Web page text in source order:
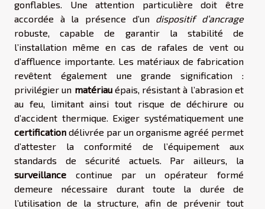
gonflables. Une attention particulière doit être
accordée à la présence d’un dispositif d’ancrage
robuste, capable de garantir la stabilité de
l’installation même en cas de rafales de vent ou
d’affluence importante. Les matériaux de fabrication
revêtent également une grande signification :
privilégier un matériauépais, résistant à l’abrasion et
au feu, limitant ainsi tout risque de déchirure ou
d’accident thermique. Exiger systématiquement une
certification délivrée par un organisme agréé permet
d’attester la conformité de l’équipement aux
standards de sécurité actuels. Par ailleurs, la
surveillance continue par un opérateur formé
demeure nécessaire durant toute la durée de
l’utilisation de la structure, afin de prévenir tout